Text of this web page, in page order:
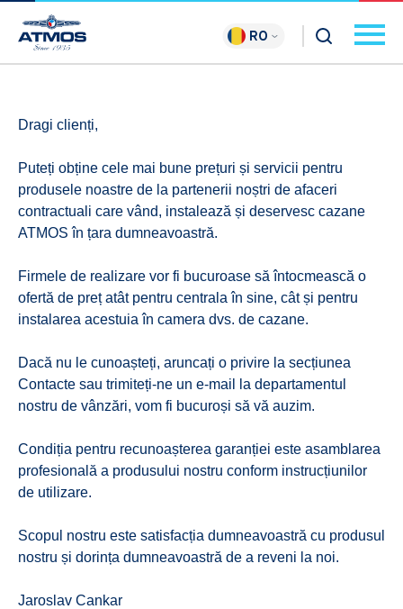
RO
Dragi clienți,
Puteți obține cele mai bune prețuri și servicii pentru
produsele noastre de la partenerii noștri de afaceri
contractuali care vând, instalează și deservesc cazane
ATMOS în țara dumneavoastră.
Firmele de realizare vor fi bucuroase să întocmească o
ofertă de preț atât pentru centrala în sine, cât și pentru
instalarea acestuia în camera dvs. de cazane.
Dacă nu le cunoașteți, aruncați o privire la secțiunea
Contacte sau trimiteți-ne un e-mail la departamentul
nostru de vânzări, vom fi bucuroși să vă auzim.
Condiția pentru recunoașterea garanției este asamblarea
profesională a produsului nostru conform instrucțiunilor
de utilizare.
Scopul nostru este satisfacția dumneavoastră cu produsul
nostru și dorința dumneavoastră de a reveni la noi.
Jaroslav Cankar